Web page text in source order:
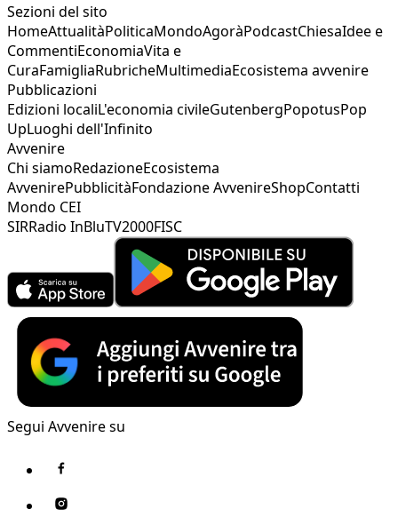
Sezioni del sito
HomeAttualitàPoliticaMondoAgoràPodcastChiesaIdee e
CommentiEconomiaVita e
CuraFamigliaRubricheMultimediaEcosistema avvenire
Pubblicazioni
Edizioni localiL'economia civileGutenbergPopotusPop
UpLuoghi dell'Infinito
Avvenire
Chi siamoRedazioneEcosistema
AvvenirePubblicitàFondazione AvvenireShopContatti
Mondo CEI
SIRRadio InBluTV2000FISC
Segui Avvenire su